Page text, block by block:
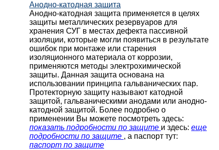
Анодно-катодная защита
Анодно-катодная защита применяется в целях
защиты металлических резервуаров для
хранения СУГ в местах дефекта пассивной
изоляции, которые могли появиться в результате
ошибок при монтаже или старения
изоляционного материала от коррозии,
применяются методы электрохимической
защиты. Данная защита основана на
использовании принципа гальванических пар.
Протекторную защиту называют катодной
защитой, гальваническими анодами или анодно-
катодной защитой. Более подробно о
применении Вы можете посмотреть здесь:
показать подробности по защите и здесь: еще
подробности по защите , а паспорт тут:
паспорт по защите